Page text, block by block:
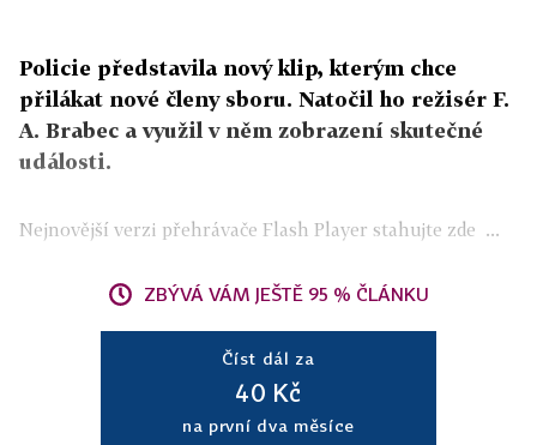
Policie představila nový klip, kterým chce
přilákat nové členy sboru. Natočil ho režisér F.
A. Brabec a využil v něm zobrazení skutečné
události.
Nejnovější verzi přehrávače Flash Player stahujte zde ...
ZBÝVÁ VÁM JEŠTĚ 95 % ČLÁNKU
Číst dál za
40 Kč
na první dva měsíce